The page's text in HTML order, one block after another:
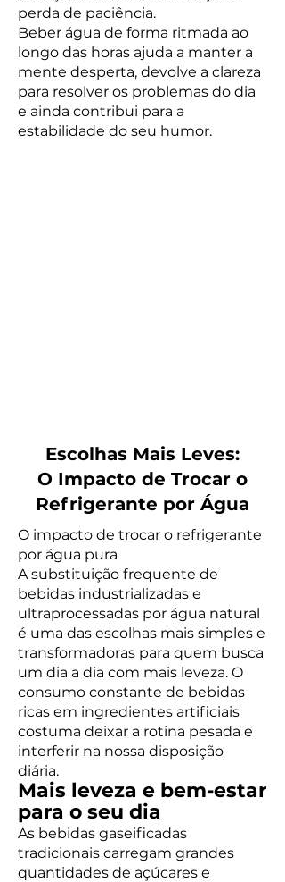
perda de paciência.
Beber água de forma ritmada ao
longo das horas ajuda a manter a
mente desperta, devolve a clareza
para resolver os problemas do dia
e ainda contribui para a
estabilidade do seu humor.
Escolhas Mais Leves:
O Impacto de Trocar o
Refrigerante por Água
O impacto de trocar o refrigerante
por água pura
A substituição frequente de
bebidas industrializadas e
ultraprocessadas por água natural
é uma das escolhas mais simples e
transformadoras para quem busca
um dia a dia com mais leveza. O
consumo constante de bebidas
ricas em ingredientes artificiais
costuma deixar a rotina pesada e
interferir na nossa disposição
diária.
Mais leveza e bem-estar
para o seu dia
As bebidas gaseificadas
tradicionais carregam grandes
quantidades de açúcares e